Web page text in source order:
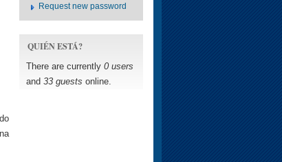
Request new password
QUIÉN ESTÁ?
There are currently 0 users
and 33 guests online.